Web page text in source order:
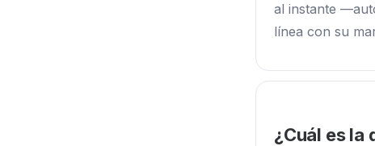
al instante
línea con su
¿Cuál es